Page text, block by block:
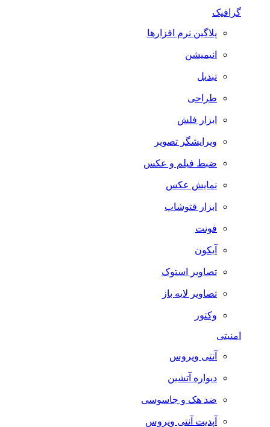
گرافیک
پلاگین نرم افزارها
انیمیشن
تبدیل
طراحی
ابزار فلش
ویرایشگر تصویر
ضبط فيلم و عكس
نمایش عکس
ابزار فتوشاپ
فونت
آیکون
تصاویر استوک
تصاویر لایه باز
وکتور
امنیتی
آنتی ویروس
دیواره آتشین
ضد هک و جاسوسی
آپدیت آنتی ویروس